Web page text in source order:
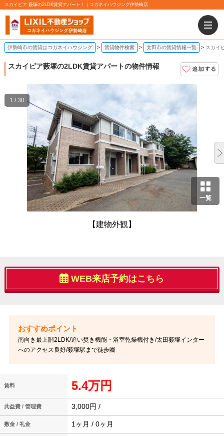
スカイピア 藪塚の2LDK賃貸アパート！｜コガネイハウジング伊勢崎店
伊勢崎市の賃貸はコガネイハウジング 賃貸物件検索 太田市の賃貸情報一覧 スカイ
スカイピア藪塚の2LDK賃貸アパートの物件情報
一覧
【建物外観】
1 / 30
WEB来店予約はこちら
南向き最上階2LDK/追い焚き機能・浴室乾燥機付き/太田薮塚インター
へのアクセス良好/薮塚駅まで徒歩圏
賃料 5.4万円
共益費 / 管理費 3,000円 /
敷金 / 礼金 1ヶ月 / 0ヶ月